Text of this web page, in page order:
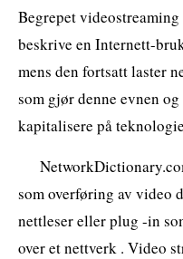
Begrepet
beskrive en Internett-
mens den fortsatt laster
som gjør denne evnen
kapitalisere på
som overføring av video
nettleser eller plug -in
over et nettverk . Video